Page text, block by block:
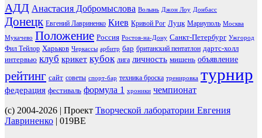
АДД Анастасия Добромыслова Волынь Джон Лоу Донбасс
Донецк Евгений Лавриненко Киев Кривой Рог Луцк Мариуполь Москва
Мукачево Положение Россия Ростов-на-Дону Санкт-Петербург Ужгород
Фил Тейлор Харьков Черкассы арбитр бар британский пентатлон дартс-холл
интервью клуб крикет кубок лига личность мишень объявление
рейтинг сайт советы спорт-бар техника броска тренировка турнир
федерация фестиваль формула 1 хроники чемпионат
(c) 2004-2026 | Проект Творческой лаборатории Евгения
Лавриненко | 019BE